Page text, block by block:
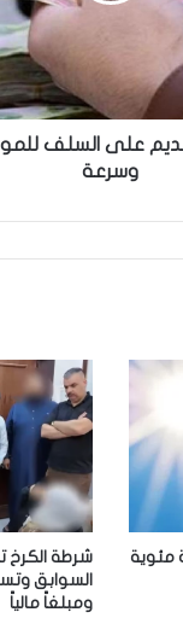
على السلف
وسرعة
شرطة الكرخ
ومبلغاً مالياً